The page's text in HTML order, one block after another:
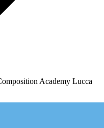
Academy Lucca